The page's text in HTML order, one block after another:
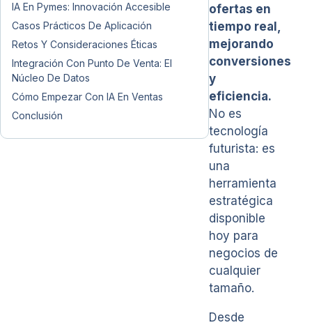
IA En Pymes: Innovación Accesible
Casos Prácticos De Aplicación
Retos Y Consideraciones Éticas
Integración Con Punto De Venta: El
Núcleo De Datos
Cómo Empezar Con IA En Ventas
Conclusión
ofertas en
tiempo real,
mejorando
conversiones
y
eficiencia.
No es
tecnología
futurista: es
una
herramienta
estratégica
disponible
hoy para
negocios de
cualquier
tamaño.
Desde